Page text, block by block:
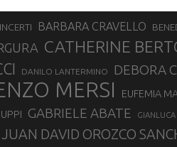
BARBARA CRAVELLO
CATHERINE
DANILO LANTERMINO DEBORA
MERSI EUFEMIA
GABRIELE ABATE
JUAN DAVID OROZCO